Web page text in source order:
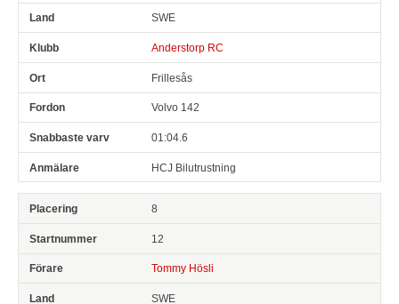
SWE
Anderstorp RC
Frillesås
Volvo 142
01:04.6
HCJ Bilutrustning
8
12
Tommy Hösli
SWE